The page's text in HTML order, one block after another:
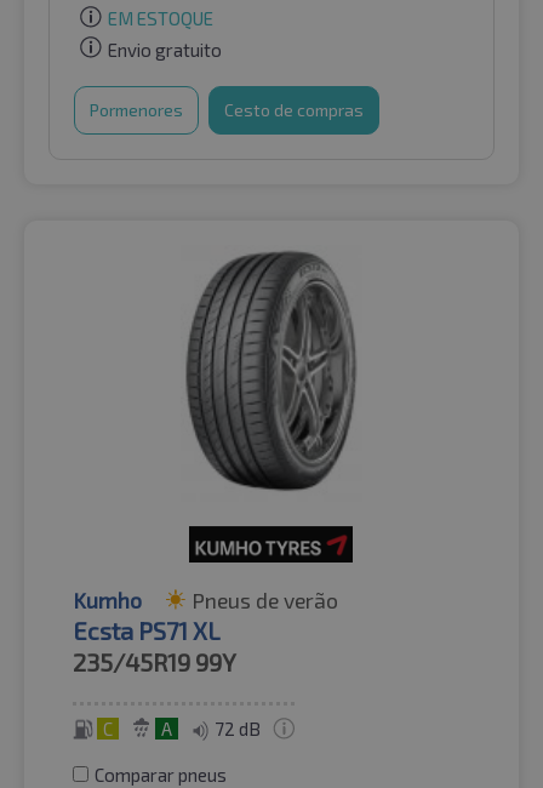
EM ESTOQUE
Envio gratuito
Pormenores Cesto de compras
Kumho Pneus de verão
Ecsta PS71 XL
235/45R19 99Y
C A 72 dB
Comparar pneus